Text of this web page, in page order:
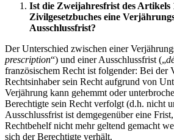
Ist die Zweijahresfrist des Artikels
Zivilgesetzbuches eine
Ausschlussfrist?
Der Unterschied zwischen einer
prescription“) und einer Ausschlussfrist („
französischem Recht ist folgender: Bei der
Rechtsinhaber sein Recht aufgrund von
Verjährung kann gehemmt oder
Berechtigte sein Recht verfolgt (d.h. nicht
Ausschlussfrist ist demgegenüber eine
Rechtbehelf nicht mehr geltend gemacht
sich der Berechtigte verhält.